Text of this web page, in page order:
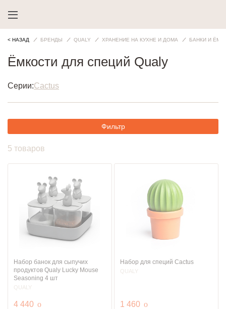
< НАЗАД БРЕНДЫ QUALY ХРАНЕНИЕ НА КУХНЕ И ДОМА БАНКИ И
Ёмкости для специй Qualy
Серии:Cactus
Фильтр
5 товаров
Набор банок для сыпучих
продуктов Qualy Lucky Mouse
Seasoning 4 шт
QUALY
4 440 руб.
o
Набор для специй Cactus
QUALY
1 460 руб.
o